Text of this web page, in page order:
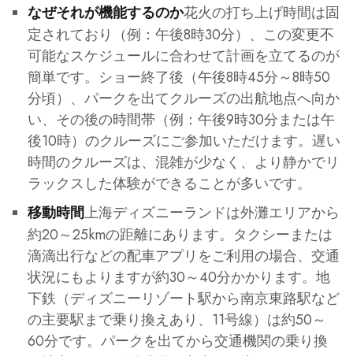
なぜそれが機能するのか花火の打ち上げ時間は固
定されており（例：午後8時30分）、この変更不
可能なスケジュールに合わせて計画を立てるのが
簡単です。ショー終了後（午後8時45分～8時50
分頃）、パークを出てクルーズの出航地点へ向か
い、その後の時間帯（例：午後9時30分または午
後10時）のクルーズにご参加いただけます。遅い
時間のクルーズは、混雑が少なく、より静かでリ
ラックスした体験ができることが多いです。
移動時間上海ディズニーランドは外灘エリアから
約20～25kmの距離にあります。タクシーまたは
滴滴出行などの配車アプリをご利用の場合、交通
状況にもよりますが約30～40分かかります。地
下鉄（ディズニーリゾート駅から南京東路駅など
の主要駅まで乗り換えあり、11号線）は約50～
60分です。パークを出てから交通機関の乗り換